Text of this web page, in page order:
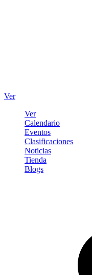
Ver
Ver
Calendario
Eventos
Clasificaciones
Noticias
Tienda
Blogs